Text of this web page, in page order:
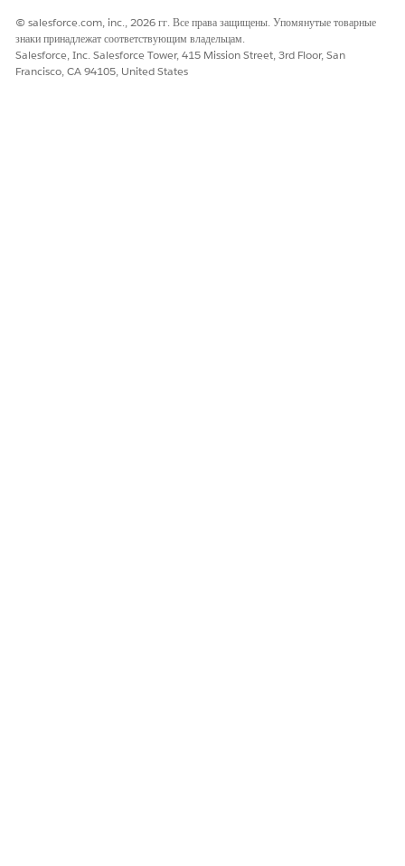
© salesforce.com, inc., 2026 гг. Все права защищены. Упомянутые товарные
знаки принадлежат соответствующим владельцам.
Salesforce, Inc. Salesforce Tower, 415 Mission Street, 3rd Floor, San
Francisco, CA 94105, United States